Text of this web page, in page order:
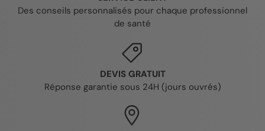
Des conseils personnalisés pour chaque professionnel
de santé
DEVIS GRATUIT
Réponse garantie sous 24H (jours ouvrés)